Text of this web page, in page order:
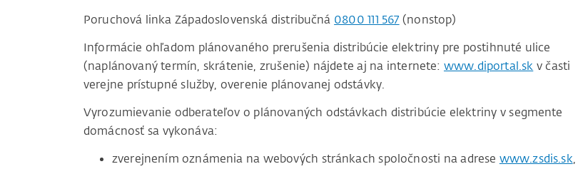
Poruchová linka Západoslovenská distribučná 0800 111 567 (nonstop)
Informácie ohľadom plánovaného prerušenia distribúcie elektriny pre postihnuté ulice
(naplánovaný termín, skrátenie, zrušenie) nájdete aj na internete: www.diportal.sk v časti
verejne prístupné služby, overenie plánovanej odstávky.
Vyrozumievanie odberateľov o plánovaných odstávkach distribúcie elektriny v segmente
domácnosť sa vykonáva:
zverejnením oznámenia na webových stránkach spoločnosti na adrese www.zsdis.sk,